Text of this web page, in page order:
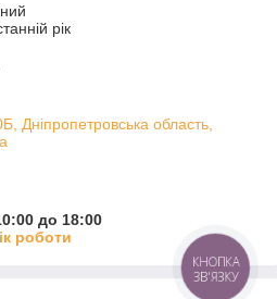
рік
Дніпропетровська область,
до 18:00
роботи
КНОПКА
ЗВ'ЯЗКУ